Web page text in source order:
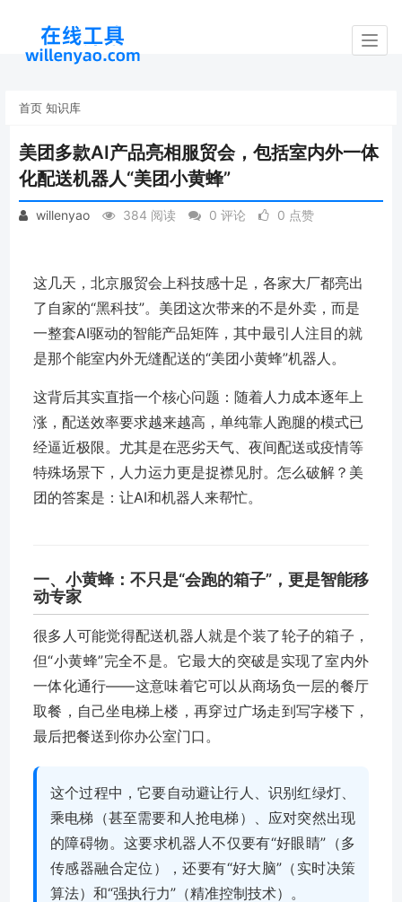
首页 知识库
美团多款AI产品亮相服贸会，包括室内外一体
化配送机器人“美团小黄蜂”
willenyao 384 阅读 0 评论 0 点赞
这几天，北京服贸会上科技感十足，各家大厂都亮出
了自家的“黑科技”。美团这次带来的不是外卖，而是
一整套AI驱动的智能产品矩阵，其中最引人注目的就
是那个能室内外无缝配送的“美团小黄蜂”机器人。
这背后其实直指一个核心问题：随着人力成本逐年上
涨，配送效率要求越来越高，单纯靠人跑腿的模式已
经逼近极限。尤其是在恶劣天气、夜间配送或疫情等
特殊场景下，人力运力更是捉襟见肘。怎么破解？美
团的答案是：让AI和机器人来帮忙。
一、小黄蜂：不只是“会跑的箱子”，更是智能移
动专家
很多人可能觉得配送机器人就是个装了轮子的箱子，
但“小黄蜂”完全不是。它最大的突破是实现了室内外
一体化通行——这意味着它可以从商场负一层的餐厅
取餐，自己坐电梯上楼，再穿过广场走到写字楼下，
最后把餐送到你办公室门口。
这个过程中，它要自动避让行人、识别红绿灯、
乘电梯（甚至需要和人抢电梯）、应对突然出现
的障碍物。这要求机器人不仅要有“好眼睛”（多
传感器融合定位），还要有“好大脑”（实时决策
算法）和“强执行力”（精准控制技术）。